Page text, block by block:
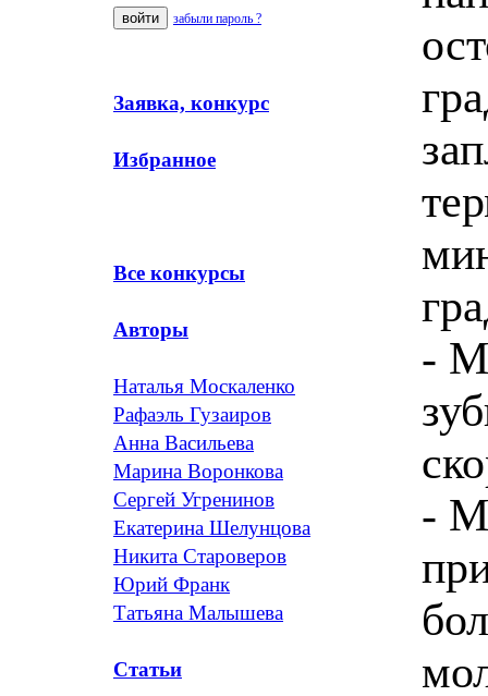
забыли пароль ?
Заявка, конкурс
Избранное
Все конкурсы
Авторы
Наталья Москаленко
Рафаэль Гузаиров
Анна Васильева
Марина Воронкова
Сергей Угренинов
Екатерина Шелунцова
Никита Староверов
Юрий Франк
Татьяна Малышева
Статьи
-
-